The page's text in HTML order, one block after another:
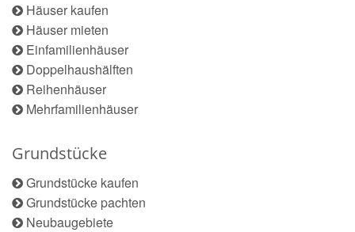
Häuser kaufen
Häuser mieten
Einfamilienhäuser
Doppelhaushälften
Reihenhäuser
Mehrfamilienhäuser
Grundstücke
Grundstücke kaufen
Grundstücke pachten
Neubaugebiete